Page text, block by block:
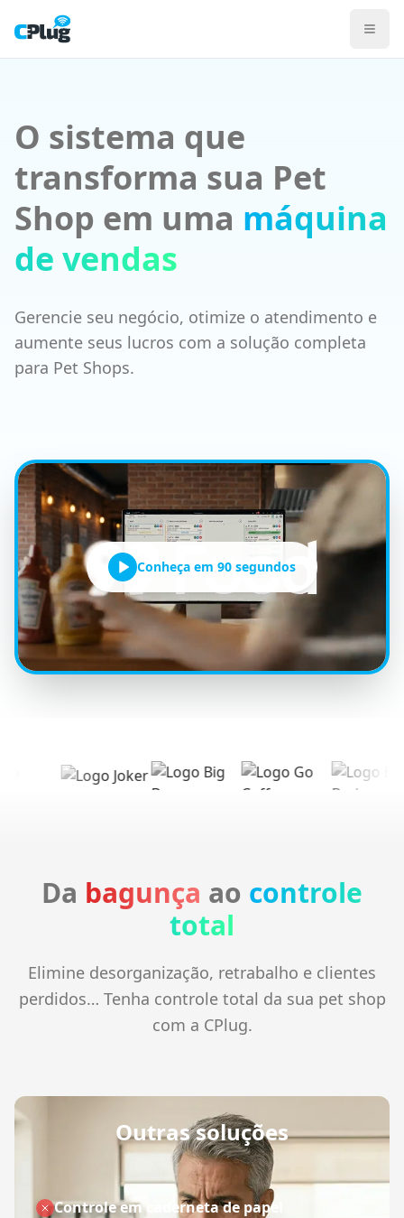
Sistema CPlug para Pet Shops
PDV com variações por porte animal e categoria (ração,
Programa de Fidelidade por CPF cria recompra
PDV
Gestão de Estoque
Programa de Fidelidade
Emissão Fiscal
ERP Gestão
O sistema que
transforma sua Pet
Shop em uma máquina
de vendas
Gerencie seu negócio, otimize o atendimento e
aumente seus lucros com a solução completa
para Pet Shops.
Conheça em 90 segundos
Da bagunça ao controle
total
Elimine desorganização, retrabalho e clientes
perdidos… Tenha controle total da sua pet shop
com a CPlug.
Outras soluções
Controle em caderneta de papel